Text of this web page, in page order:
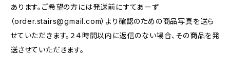
あります。ご希望の方には発送前にすてあーず
（order.stairs@gmail.com）より確認のための商品写真を送ら
せていただきます。２４時間以内に返信のない場合、その商品を発
送させていただきます。